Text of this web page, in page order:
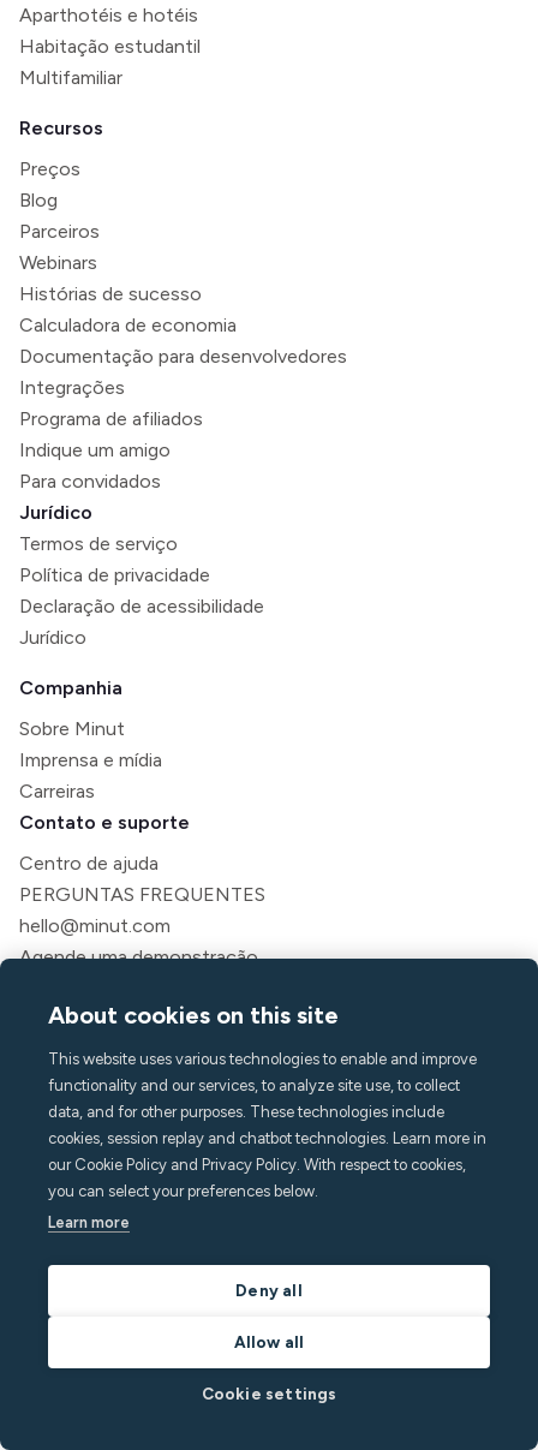
Aparthotéis e hotéis
Habitação estudantil
Multifamiliar
Recursos
Preços
Blog
Parceiros
Webinars
Histórias de sucesso
Calculadora de economia
Documentação para desenvolvedores
Integrações
Programa de afiliados
Indique um amigo
Para convidados
Jurídico
Termos de serviço
Política de privacidade
Declaração de acessibilidade
Jurídico
Companhia
Sobre Minut
Imprensa e mídia
Carreiras
Contato e suporte
Centro de ajuda
PERGUNTAS FREQUENTES
hello@minut.com
Agende uma demonstração
informativo mensal
e fique um passo à frente com os insights mais
recentes
About cookies on this site
This website uses various technologies to enable and improve
functionality and our services, to analyze site use, to collect
data, and for other purposes. These technologies include
cookies, session replay and chatbot technologies. Learn more in
our Cookie Policy and Privacy Policy. With respect to cookies,
you can select your preferences below.
Learn more
Deny all
Allow all
Cookie settings